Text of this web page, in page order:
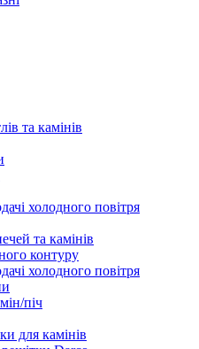
та камінів
холодного повітря
та камінів
контуру
холодного повітря
піч
для камінів